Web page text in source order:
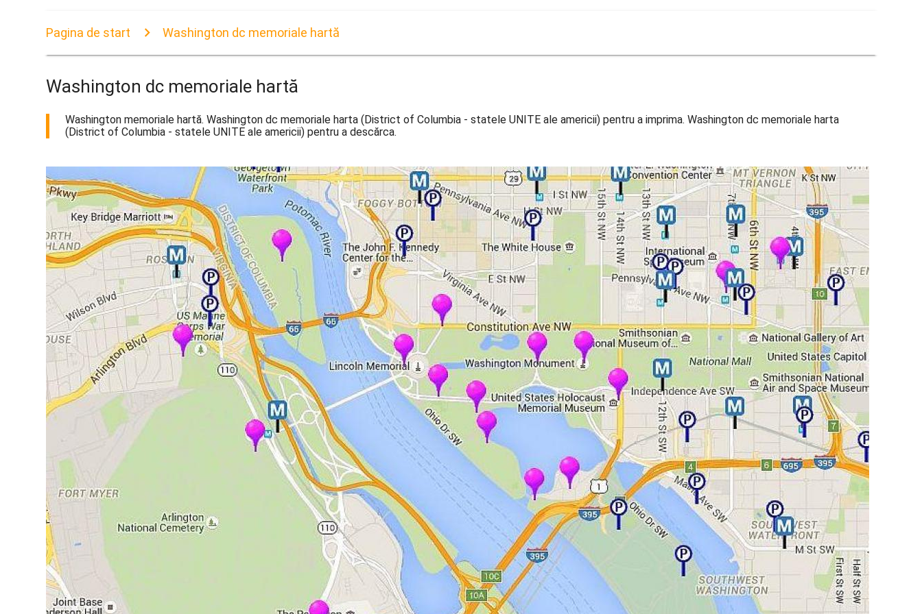
Pagina de start Washington dc memoriale hartă
Washington dc memoriale hartă
Washington memoriale hartă. Washington dc memoriale harta (District of Columbia - statele UNITE ale americii) pentru a imprima. Washington dc memoriale harta
(District of Columbia - statele UNITE ale americii) pentru a descărca.